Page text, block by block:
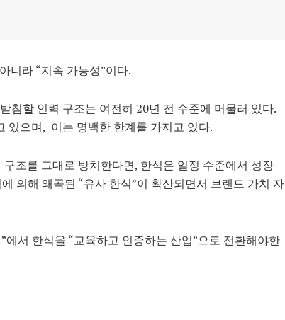
니라 “지속 가능성”이다.
침할 인력 구조는 여전히 20년 전 수준에 머물러 있다.
있으며, 이는 명백한 한계를 가지고 있다.
조를 그대로 방치한다면, 한식은 일정 수준에서 성장
의해 왜곡된 “유사 한식”이 확산되면서 브랜드 가치 자
에서 한식을 “교육하고 인증하는 산업”으로 전환해야한